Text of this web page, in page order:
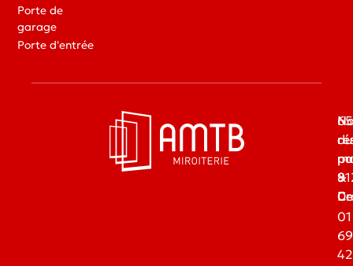
Porte de
garage
Porte d'entrée
du
01
69
42
&